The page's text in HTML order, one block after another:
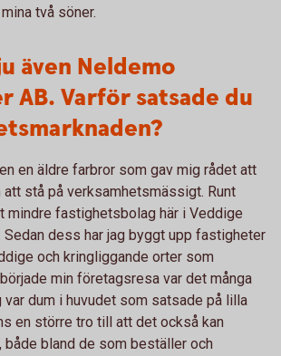
två söner.
även Neldemo
AB. Varför satsade du
en äldre farbror som gav mig rådet att
att stå på verksamhetsmässigt. Runt
mindre fastighetsbolag här i Veddige
Sedan dess har jag byggt upp fastigheter
och kringliggande orter som
min företagsresa var det många
dum i huvudet som satsade på lilla
en större tro till att det också kan
både bland de som beställer och